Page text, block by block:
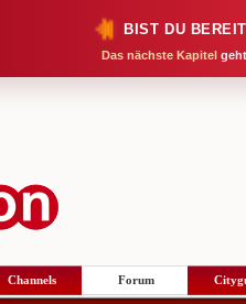
BIST DU
Das nächste Kapitel
Channels Forum